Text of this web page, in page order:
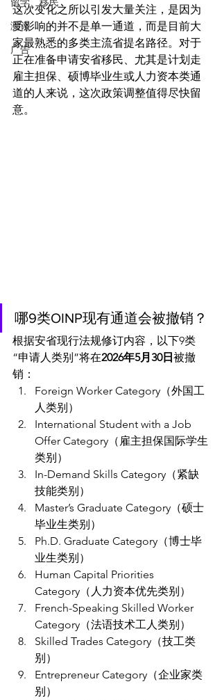
测评
广告
这次变化之所以引发大量关注，是因为
受影响的并不是单一通道，而是目前大
家最熟悉的多类主流省提名路径。对于
正在准备申请安省移民、尤其是计划走
雇主担保、硕博毕业生或人力资本类通
道的人来说，这次政策调整值得尽快留
意。
哪9类OINP现有通道会被撤销？
根据安省现行法规修订内容，以下9类
“申请人类别”将在2026年5月30日被撤
销：
Foreign Worker Category（外国工
人类别）
International Student with a Job
Offer Category（雇主担保国际学生
类别）
In-Demand Skills Category（紧缺
技能类别）
Master’s Graduate Category（硕士
毕业生类别）
Ph.D. Graduate Category（博士毕
业生类别）
Human Capital Priorities
Category（人力资本优先类别）
French-Speaking Skilled Worker
Category（法语技术工人类别）
Skilled Trades Category（技工类
别）
Entrepreneur Category（企业家类
别）